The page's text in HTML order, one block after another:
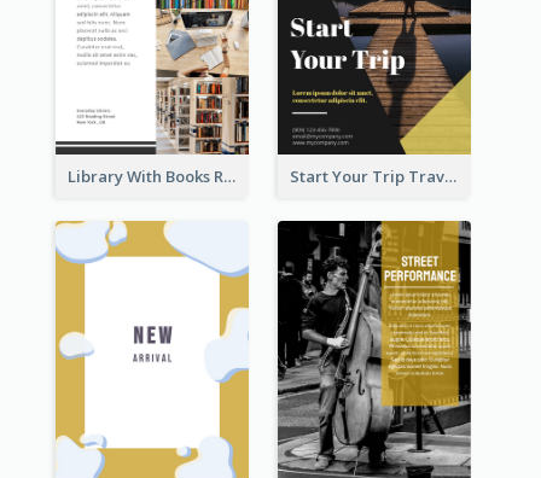
Library With Books Reading Flyer Start Your Trip Travelling Flyer